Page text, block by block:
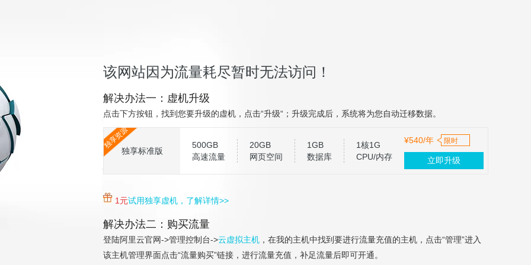
该网站因为流量耗尽暂时无法访问！
解决办法一：虚机升级
点击下方按钮，找到您要升级的虚机，点击“升级“；升级完成后，系统将为您自动迁移数据。
独享资源
独享标准版
500GB
高速流量
20GB
网页空间
1GB
数据库
1核1G
CPU/内存
¥540/年 限时
立即升级
1元试用独享虚机，了解详情>>
解决办法二：购买流量
登陆阿里云官网->管理控制台->云虚拟主机 ，在我的主机中找到要进行流量充值的主机，点击“管理”进入
该主机管理界面点击“流量购买”链接，进行流量充值，补足流量后即可开通。